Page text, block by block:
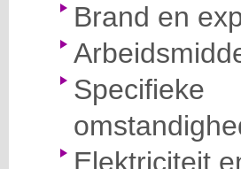
Brand en
Elektriciteit